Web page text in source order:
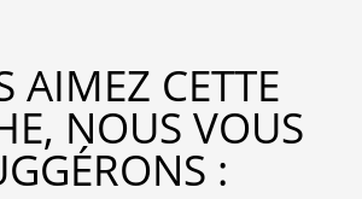
AIMEZ CETTE
NOUS VOUS
: